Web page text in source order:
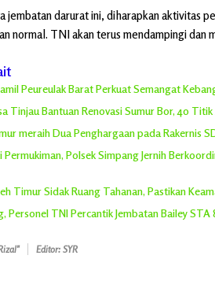
jembatan darurat ini, diharapkan aktivitas
normal. TNI akan terus mendampingi dan
Peureulak Barat Perkuat Semangat
Tinjau Bantuan Renovasi Sumur Bor, 40
meraih Dua Penghargaan pada Rakernis
Permukiman, Polsek Simpang Jernih
Timur Sidak Ruang Tahanan, Pastikan
Personel TNI Percantik Jembatan Bailey
Editor: SYR